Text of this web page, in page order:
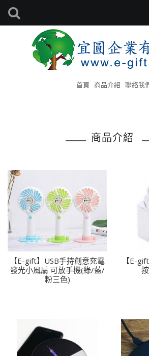
首頁 商品介紹 聯絡我
商品介紹
【E-gift】USB手持創意充電
發光小風扇 可放手機(綠/藍/
粉三色)
【E-